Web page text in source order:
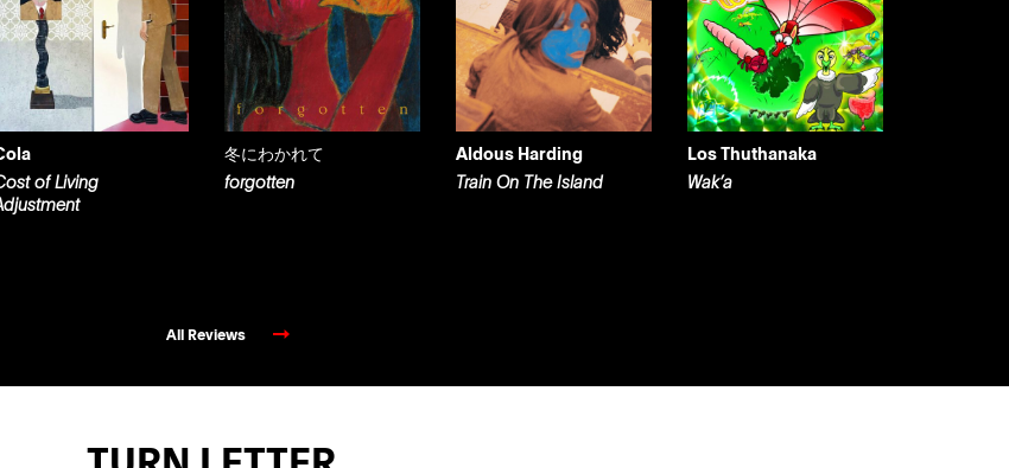
of Living
冬にわかれて
forgotten
Aldous Harding
Train On The Island
Los Thuthanaka
Wak’a
All Reviews